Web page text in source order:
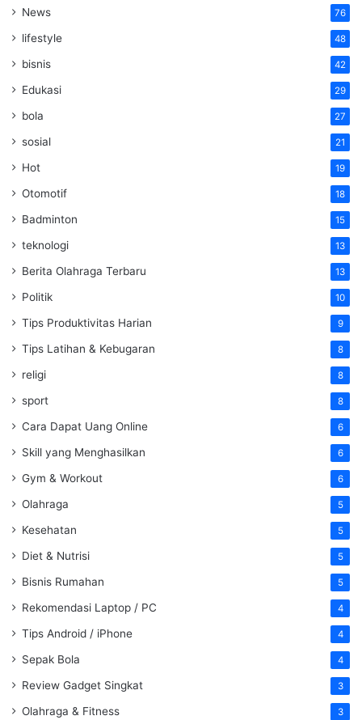
News 76
lifestyle 48
bisnis 42
Edukasi 29
bola 27
sosial 21
Hot 19
Otomotif 18
Badminton 15
teknologi 13
Berita Olahraga Terbaru 13
Politik 10
Tips Produktivitas Harian 9
Tips Latihan & Kebugaran 8
religi 8
sport 8
Cara Dapat Uang Online 6
Skill yang Menghasilkan 6
Gym & Workout 6
Olahraga 5
Kesehatan 5
Diet & Nutrisi 5
Bisnis Rumahan 5
Rekomendasi Laptop / PC 4
Tips Android / iPhone 4
Sepak Bola 4
Review Gadget Singkat 3
Olahraga & Fitness 3